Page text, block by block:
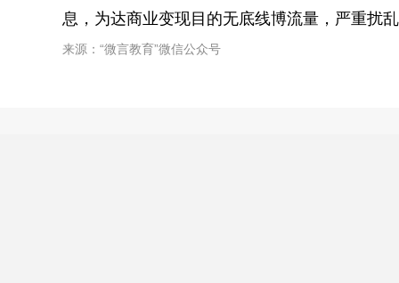
息，为达商业变现目的无底线博流量，严重扰
来源：“微言教育”微信公众号